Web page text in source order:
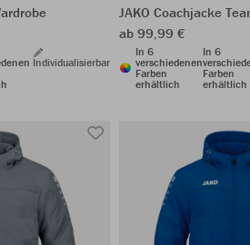
Individualisierbar
JAKO Coachjacke
ab 99,99 €
In 6
verschiedenen
Farben
erhältlich
In 6
Farben
erhältlich